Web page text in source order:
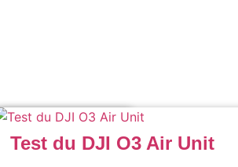
Test du DJI O3 Air Unit